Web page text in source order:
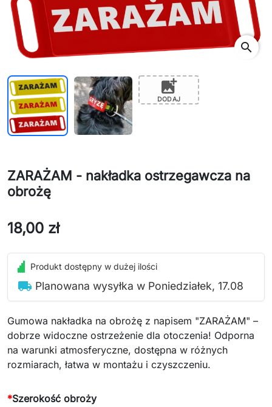
search
add_photo_alternate
DODAJ
ZARAŻAM - nakładka ostrzegawcza na
obrożę
18,00 zł
Produkt dostępny w dużej ilości
local_shipping Planowana wysyłka w Poniedziałek, 17.08
Gumowa nakładka na obrożę z napisem "ZARAŻAM" –
dobrze widoczne ostrzeżenie dla otoczenia! Odporna
na warunki atmosferyczne, dostępna w różnych
rozmiarach, łatwa w montażu i czyszczeniu.
*Szerokość obroży